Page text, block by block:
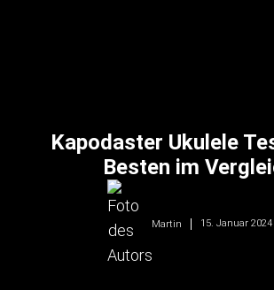
Kapodaster Ukulele
Besten im
Martin 15. Januar 2024